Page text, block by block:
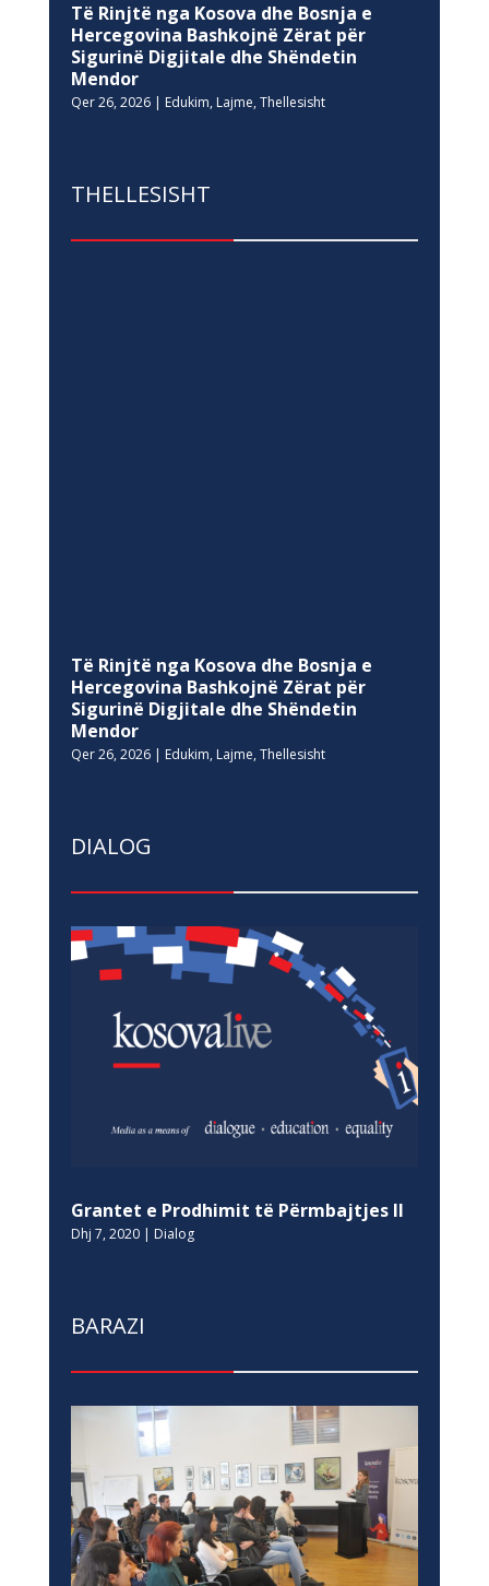
Të Rinjtë nga Kosova dhe Bosnja e
Hercegovina Bashkojnë Zërat për
Sigurinë Digjitale dhe Shëndetin
Mendor
Qer 26, 2026| Edukim, Lajme, Thellesisht
THELLESISHT
Të Rinjtë nga Kosova dhe Bosnja e
Hercegovina Bashkojnë Zërat për
Sigurinë Digjitale dhe Shëndetin
Mendor
Qer 26, 2026| Edukim, Lajme, Thellesisht
DIALOG
Grantet e Prodhimit të Përmbajtjes II
Dhj 7, 2020| Dialog
BARAZI